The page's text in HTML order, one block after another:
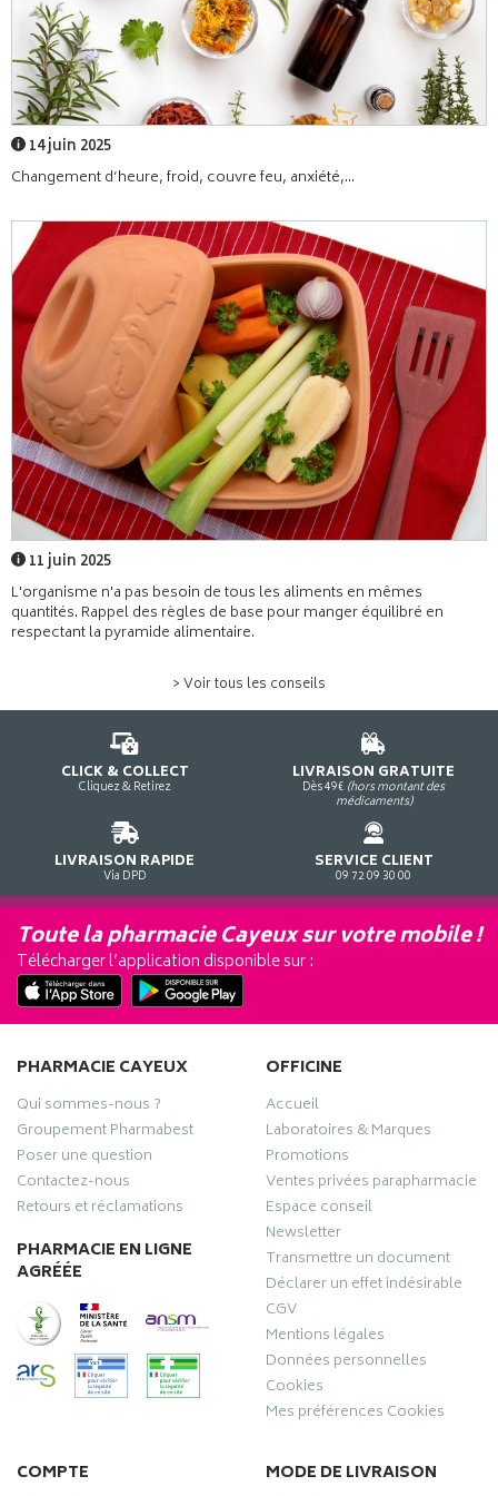
14 juin 2025
Changement d’heure, froid, couvre feu, anxiété,...
11 juin 2025
L'organisme n'a pas besoin de tous les aliments en mêmes
quantités. Rappel des règles de base pour manger équilibré en
respectant la pyramide alimentaire.
> Voir tous les conseils
CLICK & COLLECT
Cliquez & Retirez
LIVRAISON GRATUITE
Dès 49€ (hors montant des
médicaments)
LIVRAISON RAPIDE
Via DPD
SERVICE CLIENT
09 72 09 30 00
Toute la pharmacie Cayeux sur votre mobile !
Télécharger l’application disponible sur :
PHARMACIE CAYEUX
Qui sommes-nous ?
Groupement Pharmabest
Poser une question
Contactez-nous
Retours et réclamations
PHARMACIE EN LIGNE
AGRÉÉE
OFFICINE
Accueil
Laboratoires & Marques
Promotions
Ventes privées parapharmacie
Espace conseil
Newsletter
Transmettre un document
Déclarer un effet indésirable
CGV
Mentions légales
Données personnelles
Cookies
Mes préférences Cookies
COMPTE MODE DE LIVRAISON